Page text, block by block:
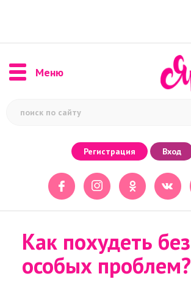
Меню
Регистрация Вход
Как похудеть без
особых проблем?